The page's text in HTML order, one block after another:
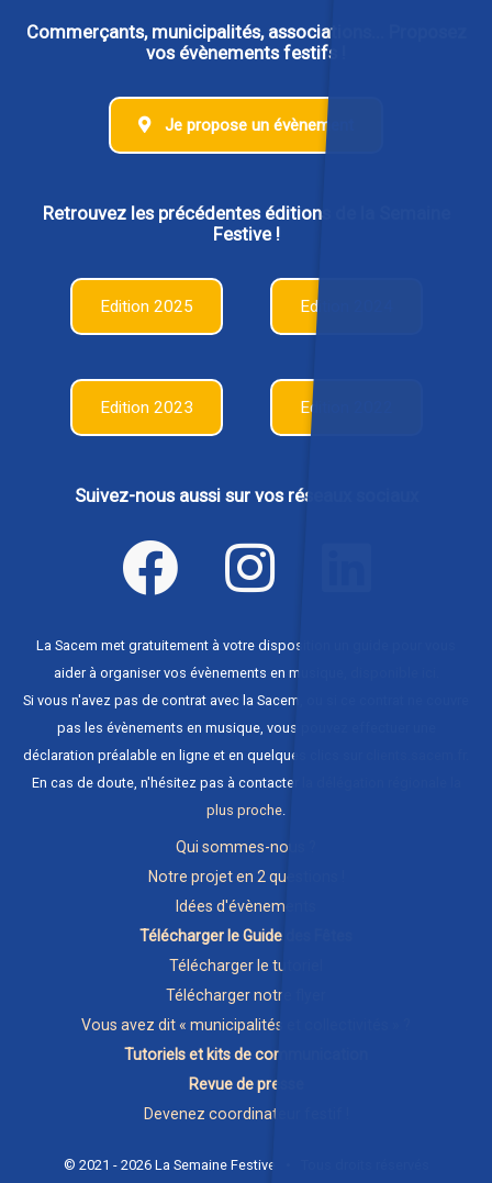
Commerçants, municipalités, associations... Proposez
vos évènements festifs !
Je propose un évènement
Retrouvez les précédentes éditions de la Semaine
Festive !
Edition 2025 Edition 2024
Edition 2023 Edition 2022
Suivez-nous aussi sur vos réseaux sociaux
La Sacem met gratuitement à votre disposition un guide pour vous
aider à organiser vos évènements en musique,
Si vous n'avez pas de contrat avec la Sacem, ou si ce contrat ne couvre
pas les évènements en musique, vous pouvez effectuer une
déclaration préalable en ligne et en quelques clics sur
En cas de doute, n'hésitez pas à contacter
plus proche.
Qui sommes-nous ?
Notre projet en 2 questions !
Idées d'évènements
Télécharger le Guide des Fêtes
Télécharger le tutoriel
Télécharger notre flyer
Vous avez dit « municipalités et collectivités » ?
Tutoriels et kits de communication
Revue de presse
Devenez coordinateur festif !
© 2021 - 2026 La Semaine Festive • Tous droits réservés